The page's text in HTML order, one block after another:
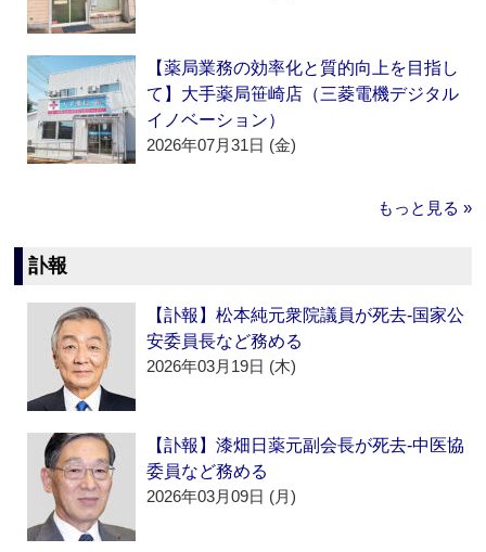
【薬局業務の効率化と質的向上を目指し
て】大手薬局笹崎店（三菱電機デジタル
イノベーション）
2026年07月31日 (金)
もっと見る »
訃報
【訃報】松本純元衆院議員が死去‐国家公
安委員長など務める
2026年03月19日 (木)
【訃報】漆畑日薬元副会長が死去‐中医協
委員など務める
2026年03月09日 (月)